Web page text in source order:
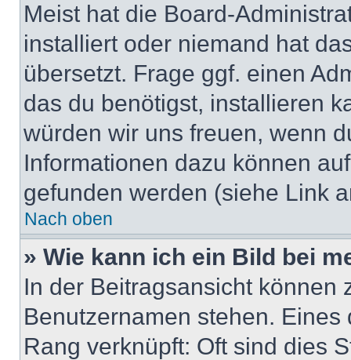
Meist hat die Board-
installiert oder niemand hat
übersetzt. Frage ggf. einen
das du benötigst, installieren
würden wir uns freuen, wenn
Informationen dazu können
gefunden werden (siehe Link
Nach oben
» Wie kann ich ein Bild bei
In der Beitragsansicht können
Benutzernamen stehen.
Rang verknüpft: Oft sind dies